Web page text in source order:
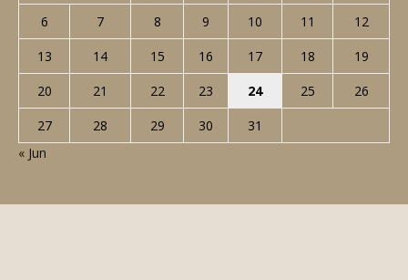
6
7 8 9 10 11
12
13
14 15 16 17 18
19
20
21 22 23 24 25
26
27
28 29 30
31
« Jun